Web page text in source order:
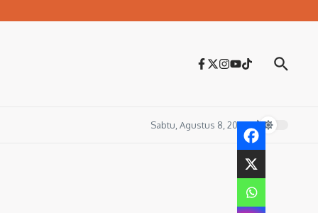
Sabtu, Agustus 8, 2026